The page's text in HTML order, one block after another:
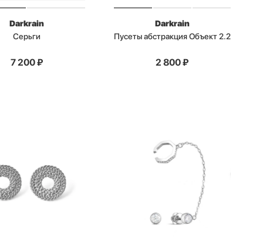
Darkrain
Серьги
7 200₽
Darkrain
Пусеты абстракция Объект 2.2
2 800₽